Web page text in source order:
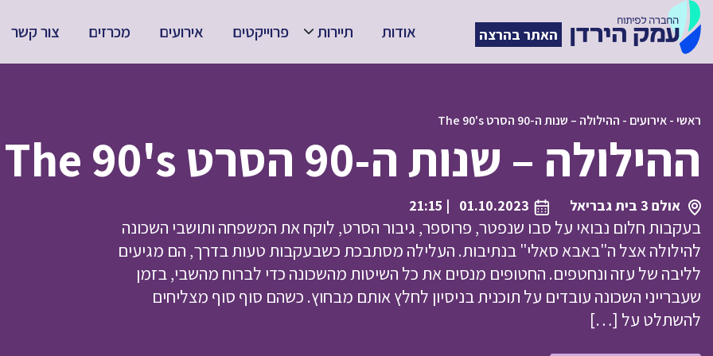
האתר בהרצה אודות תיירות פרוייקטים אירועים מכרזים צור קשר
ראשי-אירועים - ההילולה – שנות ה-90 הסרט The 90's
ההילולה – שנות ה-90 הסרט The 90's
אולם 3 בית גבריאל 01.10.2023
| 21:15
בעקבות חלום נבואי על סבו שנפטר, פרוספר, גיבור הסרט, לוקח את המשפחה ותושבי השכונה
להילולה אצל ה"באבא סאלי" בנתיבות. העלילה מסתבכת כשבעקבות טעות בדרך, הם מגיעים
לליבה של עזה ונחטפים. החטופים מנסים את כל השיטות מהשכונה כדי לברוח מהשבי, בזמן
שעברייני השכונה עובדים על תוכנית בניסיון לחלץ אותם מבחוץ. כשהם סוף סוף מצליחים
להשתלט על […]